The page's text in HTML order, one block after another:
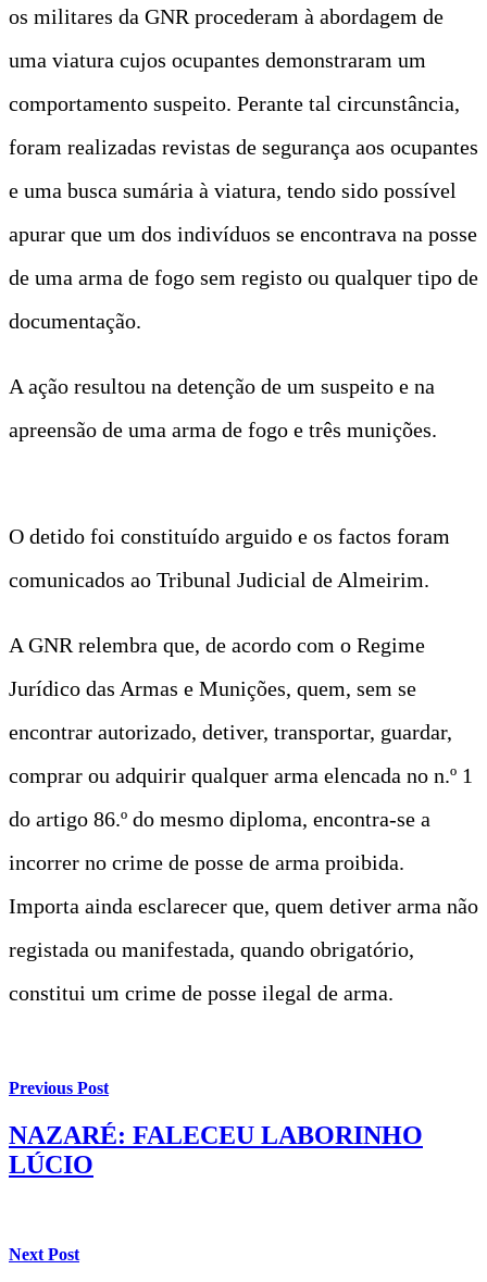
os militares da GNR procederam à abordagem de
uma viatura cujos ocupantes demonstraram um
comportamento suspeito. Perante tal circunstância,
foram realizadas revistas de segurança aos ocupantes
e uma busca sumária à viatura, tendo sido possível
apurar que um dos indivíduos se encontrava na posse
de uma arma de fogo sem registo ou qualquer tipo de
documentação.
A ação resultou na detenção de um suspeito e na
apreensão de uma arma de fogo e três munições.
O detido foi constituído arguido e os factos foram
comunicados ao Tribunal Judicial de Almeirim.
A GNR relembra que, de acordo com o Regime
Jurídico das Armas e Munições, quem, sem se
encontrar autorizado, detiver, transportar, guardar,
comprar ou adquirir qualquer arma elencada no n.º 1
do artigo 86.º do mesmo diploma, encontra-se a
incorrer no crime de posse de arma proibida.
Importa ainda esclarecer que, quem detiver arma não
registada ou manifestada, quando obrigatório,
constitui um crime de posse ilegal de arma.
Previous Post
NAZARÉ: FALECEU LABORINHO
LÚCIO
Next Post